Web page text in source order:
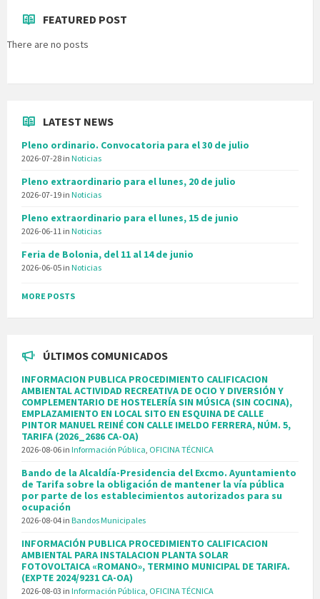
FEATURED POST
There are no posts
LATEST NEWS
Pleno ordinario. Convocatoria para el 30 de julio
2026-07-28 in Noticias
Pleno extraordinario para el lunes, 20 de julio
2026-07-19 in Noticias
Pleno extraordinario para el lunes, 15 de junio
2026-06-11 in Noticias
Feria de Bolonia, del 11 al 14 de junio
2026-06-05 in Noticias
MORE POSTS
ÚLTIMOS COMUNICADOS
INFORMACION PUBLICA PROCEDIMIENTO CALIFICACION
AMBIENTAL ACTIVIDAD RECREATIVA DE OCIO Y DIVERSIÓN Y
COMPLEMENTARIO DE HOSTELERÍA SIN MÚSICA (SIN COCINA),
EMPLAZAMIENTO EN LOCAL SITO EN ESQUINA DE CALLE
PINTOR MANUEL REINÉ CON CALLE IMELDO FERRERA, NÚM. 5,
TARIFA (2026_2686 CA-OA)
2026-08-06 in Información Pública, OFICINA TÉCNICA
Bando de la Alcaldía-Presidencia del Excmo. Ayuntamiento
de Tarifa sobre la obligación de mantener la vía pública
por parte de los establecimientos autorizados para su
ocupación
2026-08-04 in Bandos Municipales
INFORMACIÓN PUBLICA PROCEDIMIENTO CALIFICACION
AMBIENTAL PARA INSTALACION PLANTA SOLAR
FOTOVOLTAICA «ROMANO», TERMINO MUNICIPAL DE TARIFA.
(EXPTE 2024/9231 CA-OA)
2026-08-03 in Información Pública, OFICINA TÉCNICA